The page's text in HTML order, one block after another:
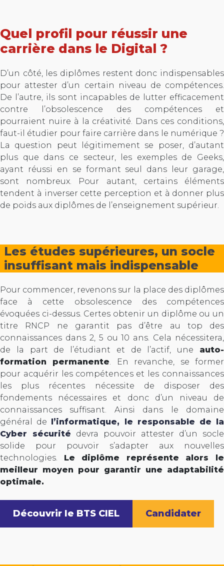
Quel profil pour réussir une
carrière dans le Digital ?
D’un côté, les diplômes restent donc indispensables
pour attester d’un certain niveau de compétences.
De l’autre, ils sont incapables de lutter efficacement
contre l’obsolescence des compétences et
pourraient nuire à la créativité. Dans ces conditions,
faut-il étudier pour faire carrière dans le numérique ?
La question peut légitimement se poser, d’autant
plus que dans ce secteur, les exemples de Geeks,
ayant réussi en se formant seul dans leur garage,
sont nombreux. Pour autant, certains éléments
tendent à inverser cette perception et à donner plus
de poids aux diplômes de l’enseignement supérieur.
Les études supérieures, un socle
insuffisant mais indispensable
Pour commencer, revenons sur la place des diplômes
face à cette obsolescence des compétences
évoquées ci-dessus. Certes obtenir un diplôme ou un
titre RNCP ne garantit pas d’être au top des
connaissances dans 2, 5 ou 10 ans. Cela nécessitera,
de la part de l’étudiant et de l’actif, une auto-
formation permanente. En revanche, se former
pour acquérir les compétences et les connaissances
les plus récentes nécessite de disposer des
fondements nécessaires et donc d’un niveau de
connaissances suffisant. Ainsi dans le domaine
général de l’informatique, le responsable de la
Cyber sécurité devra pouvoir attester d’un socle
solide pour pouvoir s’adapter aux nouvelles
technologies. Le diplôme représente alors le
meilleur moyen pour garantir une adaptabilité
optimale.
Découvrir le BTS CIEL Candidater